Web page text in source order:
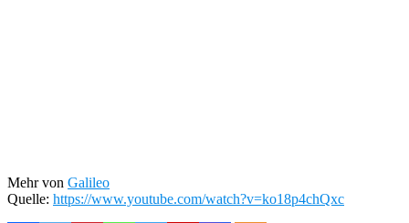
Mehr von Galileo
Quelle: https://www.youtube.com/watch?v=ko18p4chQxc